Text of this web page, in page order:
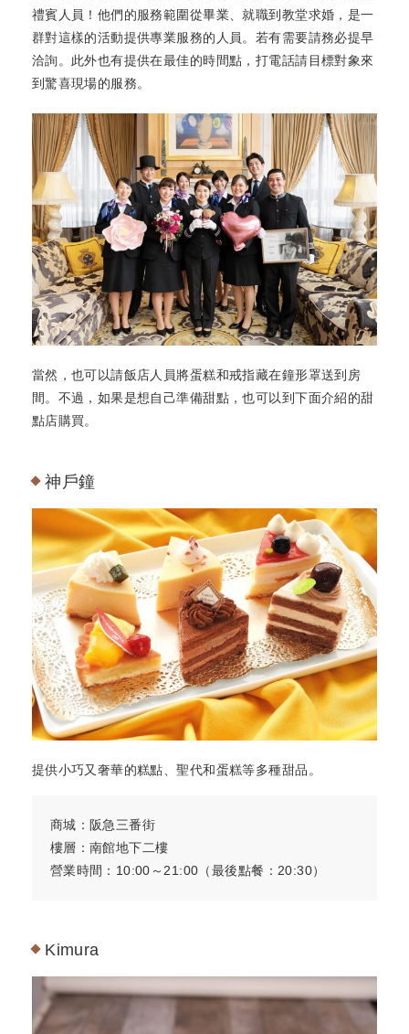
禮賓人員！他們的服務範圍從畢業、就職到教堂求婚，是一
群對這樣的活動提供專業服務的人員。若有需要請務必提早
洽詢。此外也有提供在最佳的時間點，打電話請目標對象來
到驚喜現場的服務。
當然，也可以請飯店人員將蛋糕和戒指藏在鐘形罩送到房
間。不過，如果是想自己準備甜點，也可以到下面介紹的甜
點店購買。
神戶鐘
提供小巧又奢華的糕點、聖代和蛋糕等多種甜品。
商城：阪急三番街
樓層：南館地下二樓
營業時間：10:00～21:00（最後點餐：20:30）
Kimura